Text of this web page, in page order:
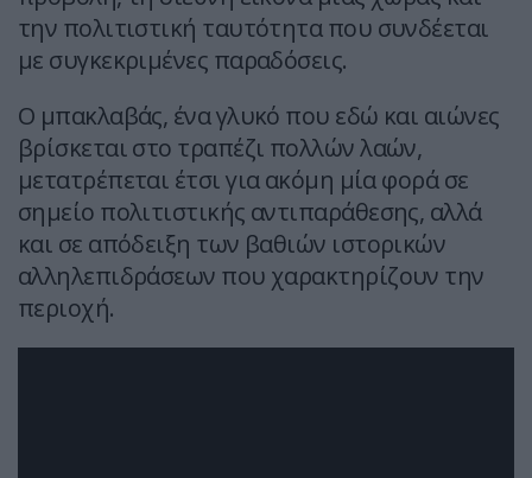
την πολιτιστική ταυτότητα που συνδέεται
με συγκεκριμένες παραδόσεις.
Ο μπακλαβάς, ένα γλυκό που εδώ και αιώνες
βρίσκεται στο τραπέζι πολλών λαών,
μετατρέπεται έτσι για ακόμη μία φορά σε
σημείο πολιτιστικής αντιπαράθεσης, αλλά
και σε απόδειξη των βαθιών ιστορικών
αλληλεπιδράσεων που χαρακτηρίζουν την
περιοχή.